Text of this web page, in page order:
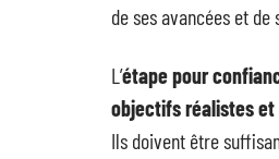
de ses avancées et de
L’étape pour
objectifs réalistes et
Ils doivent être